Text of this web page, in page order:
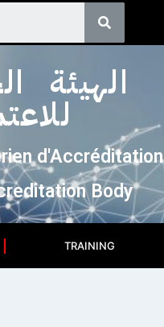
الهيئة
d'Accréditation
Body
TRAINING